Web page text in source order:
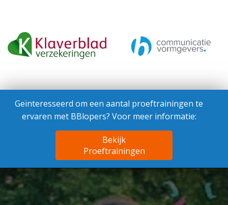
Geïnteresseerd om een aantal proeftrainingen te
ervaren met BBlopers? Voor meer informatie:
Bekijk
Proeftrainingen